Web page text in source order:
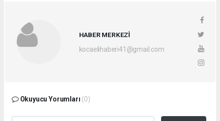
HABER MERKEZİ
kocaelihaberi41@gmail.com
Okuyucu Yorumları (0)